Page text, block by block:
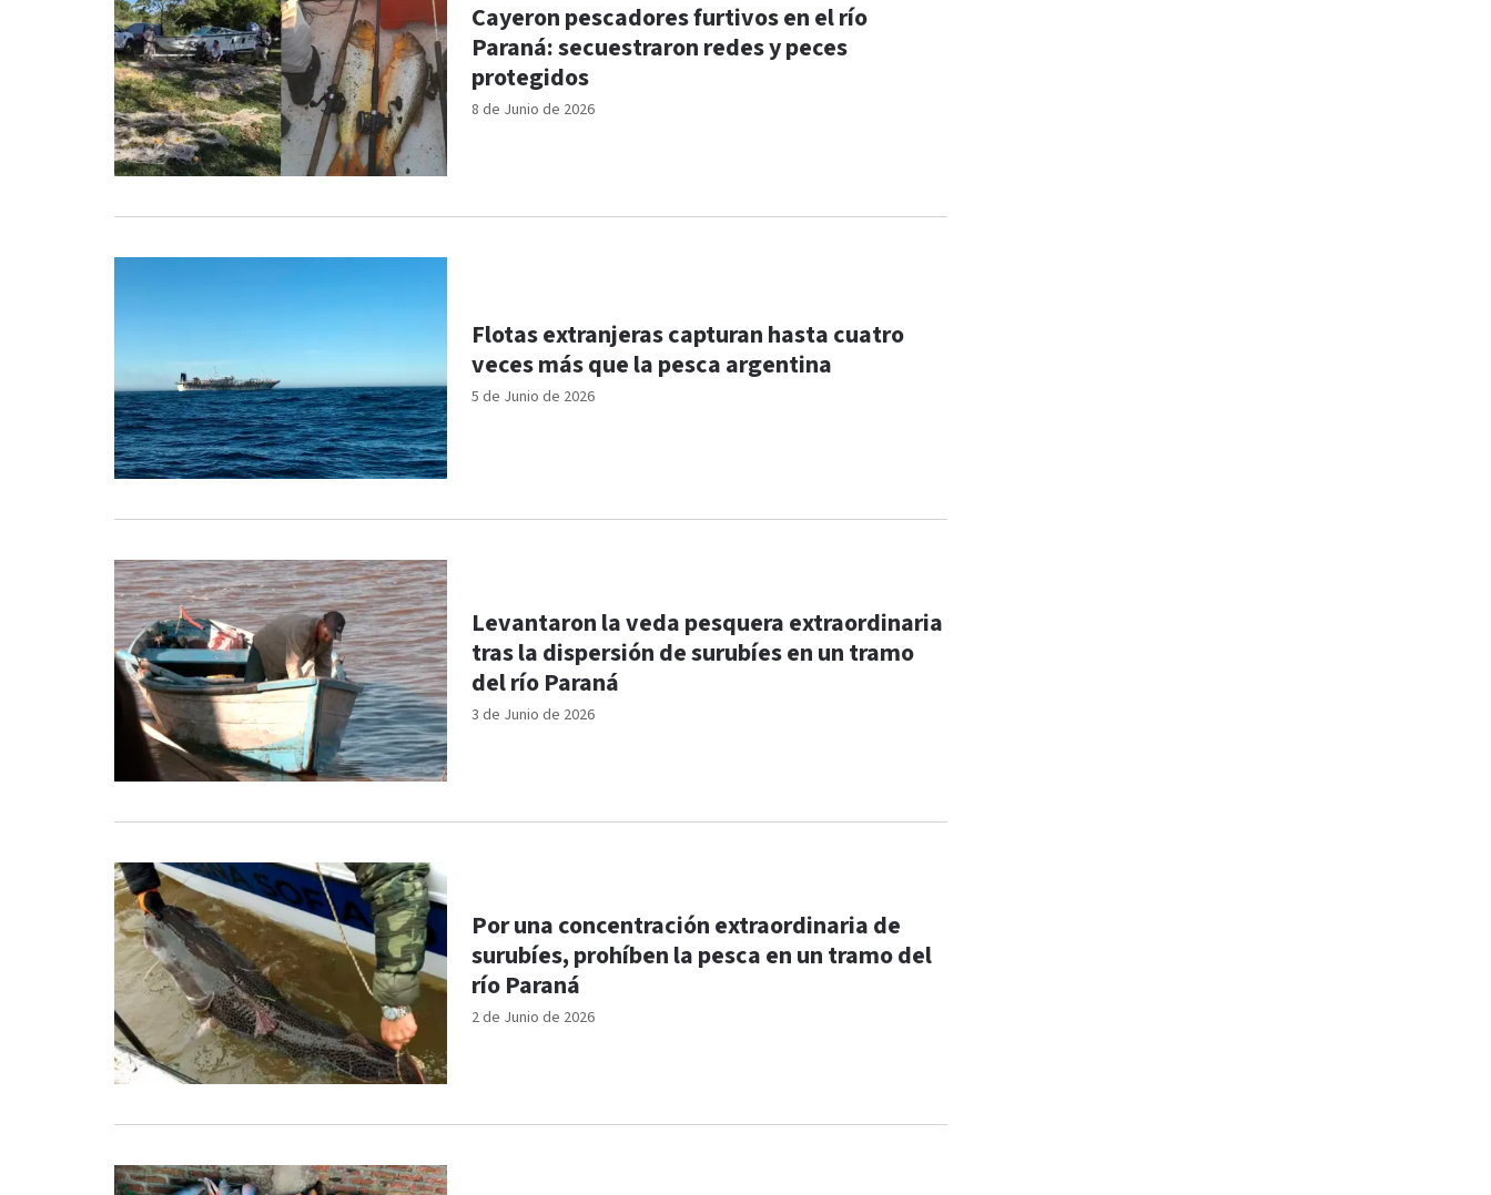
8 de Junio de 2026
Cayeron pescadores furtivos en el río
Paraná: secuestraron redes y peces
protegidos
5 de Junio de 2026
Flotas extranjeras capturan hasta cuatro
veces más que la pesca argentina
3 de Junio de 2026
Levantaron la veda pesquera extraordinaria
tras la dispersión de surubíes en un tramo
del río Paraná
2 de Junio de 2026
Por una concentración extraordinaria de
surubíes, prohíben la pesca en un tramo del
río Paraná